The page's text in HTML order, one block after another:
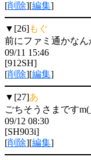
[削除][編集]
▼[26]もぐ
前にファミ通かな
09/11 15:46
[912SH]
[削除][編集]
▼[27]あ
ごちそうさまです
09/12 08:30
[SH903i]
[削除][編集]